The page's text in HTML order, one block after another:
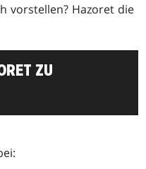
vorstellen? Hazoret die
ZU